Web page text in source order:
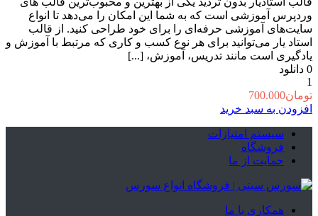
وردپرس آموزشی است که به شما این امکان را می‌دهد تا انواع
سایت‌های آموزشی حرفه‌ای را برای خود طراحی کنید. از قالب
استاد یار می‌توانید برای هر نوع کسب و کاری که مرتبط با آموزش و
یادگیری است مانند تدریس، آموزش، [...]
0 دانلود
1
تومان700.000
افزودن به سبد خرید
سیستم امتیازات
فروشگاه
حمایت از ما
همکاری با ما